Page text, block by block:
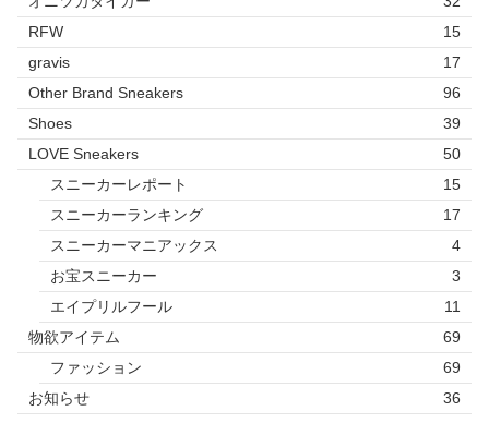
RFW
15
gravis
17
Other Brand Sneakers
96
Shoes
39
LOVE Sneakers
50
スニーカーレポート
15
スニーカーランキング
17
スニーカーマニアックス
4
お宝スニーカー
3
エイプリルフール
11
物欲アイテム
69
ファッション
69
お知らせ
36